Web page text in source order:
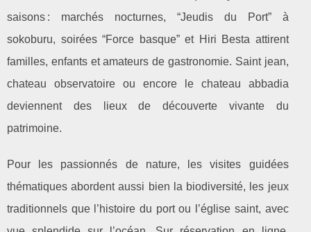
saisons : marchés nocturnes, “Jeudis du Port” à
sokoburu, soirées “Force basque” et Hiri Besta attirent
familles, enfants et amateurs de gastronomie. Saint jean,
chateau observatoire ou encore le chateau abbadia
deviennent des lieux de découverte vivante du
patrimoine.
Pour les passionnés de nature, les visites guidées
thématiques abordent aussi bien la biodiversité, les jeux
traditionnels que l’histoire du port ou l’église saint, avec